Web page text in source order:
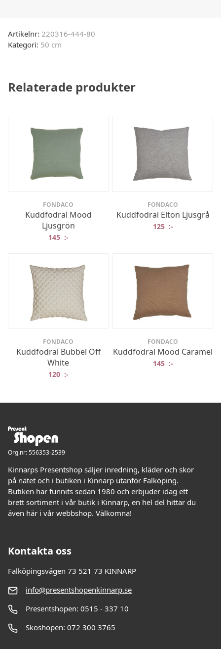
Artikelnr: 220316-444-80
Kategori: 50 cm
Relaterade produkter
FONDACO
Kuddfodral Mood
Ljusgrön
145 :-
FONDACO
Kuddfodral Elton Ljusgrå
125 :-
FONDACO
Kuddfodral Bubbel Off
White
120 :-
FONDACO
Kuddfodral Mood Caramel
145 :-
Org.nr: 556353-2539
Kinnarps Presentshop säljer inredning, kläder och skor
på nätet och i butiken i Kinnarp utanför Falköping.
Butiken har funnits sedan 1980 och erbjuder idag ett
brett sortiment i vår butik i Kinnarp, en hel del hittar du
även här i vår webbshop. Välkomna!
Kontakta oss
Falköpingsvägen 73 521 73 KINNARP
info@presentshopenkinnarp.se
Presentshopen: 0515 - 337 10
Skoshopen: 072 300 3765